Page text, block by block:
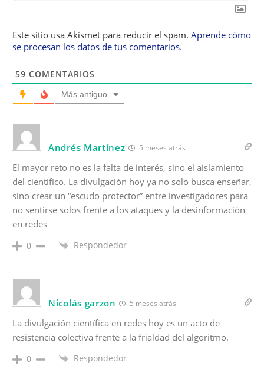
Este sitio usa Akismet para reducir el spam. Aprende cómo
se procesan los datos de tus comentarios.
59 COMENTARIOS
Más antiguo
Andrés Martínez 5 meses atrás
El mayor reto no es la falta de interés, sino el aislamiento
del científico. La divulgación hoy ya no solo busca enseñar,
sino crear un “escudo protector” entre investigadores para
no sentirse solos frente a los ataques y la desinformación
en redes
0 Respondedor
Nicolás garzon 5 meses atrás
La divulgación científica en redes hoy es un acto de
resistencia colectiva frente a la frialdad del algoritmo.
0 Respondedor